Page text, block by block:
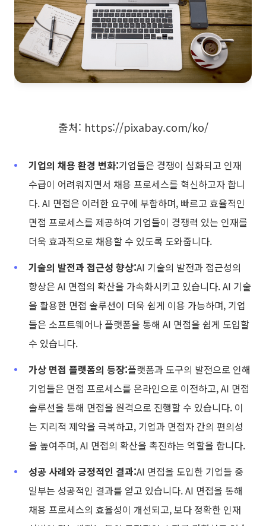
탐구
템플릿
다운로드
업데이트 일기
학습
가이드
프라이빗 네트워크 배포
가격
출처: https://pixabay.com/ko/
기업의 채용 환경 변화:기업들은 경쟁이 심화되고 인재
수급이 어려워지면서 채용 프로세스를 혁신하고자 합니
다. AI 면접은 이러한 요구에 부합하며, 빠르고 효율적인
면접 프로세스를 제공하여 기업들이 경쟁력 있는 인재를
더욱 효과적으로 채용할 수 있도록 도와줍니다.
기술의 발전과 접근성 향상:AI 기술의 발전과 접근성의
향상은 AI 면접의 확산을 가속화시키고 있습니다. AI 기술
을 활용한 면접 솔루션이 더욱 쉽게 이용 가능하며, 기업
들은 소프트웨어나 플랫폼을 통해 AI 면접을 쉽게 도입할
수 있습니다.
가상 면접 플랫폼의 등장:플랫폼과 도구의 발전으로 인해
기업들은 면접 프로세스를 온라인으로 이전하고, AI 면접
솔루션을 통해 면접을 원격으로 진행할 수 있습니다. 이
는 지리적 제약을 극복하고, 기업과 면접자 간의 편의성
을 높여주며, AI 면접의 확산을 촉진하는 역할을 합니다.
성공 사례와 긍정적인 결과:AI 면접을 도입한 기업들 중
일부는 성공적인 결과를 얻고 있습니다. AI 면접을 통해
채용 프로세스의 효율성이 개선되고, 보다 정확한 인재